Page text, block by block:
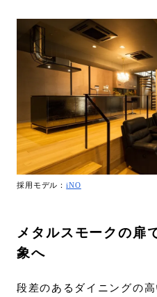
採用モデル：iNO
メタルスモークの扉
象へ
段差のあるダイニングの